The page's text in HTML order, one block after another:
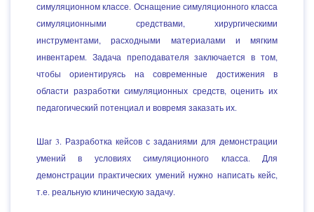
симуляционном классе. Оснащение симуляционного класса
симуляционными средствами, хирургическими
инструментами, расходными материалами и мягким
инвентарем. Задача преподавателя заключается в том,
чтобы ориентируясь на современные достижения в
области разработки симуляционных средств, оценить их
педагогический потенциал и вовремя заказать их.
Шаг 3. Разработка кейсов с заданиями для демонстрации
умений в условиях симуляционного класса. Для
демонстрации практических умений нужно написать кейс,
т.е. реальную клиническую задачу.